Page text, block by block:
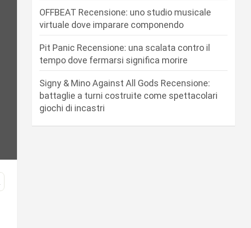
OFFBEAT Recensione: uno studio musicale
virtuale dove imparare componendo
Pit Panic Recensione: una scalata contro il
tempo dove fermarsi significa morire
Signy & Mino Against All Gods Recensione:
battaglie a turni costruite come spettacolari
giochi di incastri